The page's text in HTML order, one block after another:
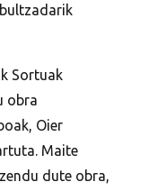
Sortuak
obra
Oier
Maite
dute obra,